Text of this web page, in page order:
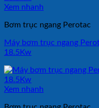
Xem nhanh
Bơm trục ngang Perotac
Máy bơm trục ngang
18.5Kw
Xem nhanh